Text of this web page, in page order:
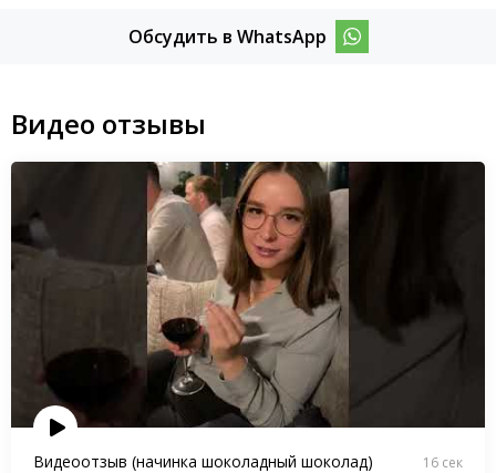
Обсудить в WhatsApp
Видео отзывы
Видеоотзыв (начинка шоколадный шоколад) 16 сек